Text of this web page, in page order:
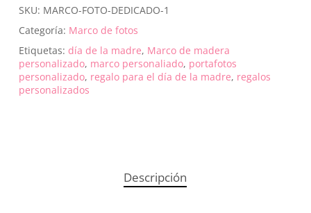
SKU: MARCO-FOTO-DEDICADO-1
Categoría: Marco de fotos
Etiquetas: día de la madre, Marco de madera
personalizado, marco personaliado, portafotos
personalizado, regalo para el día de la madre, regalos
personalizados
Descripción